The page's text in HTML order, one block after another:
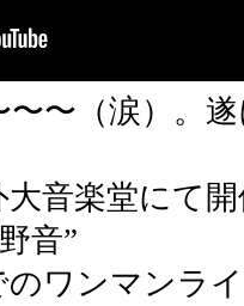
〜〜（涙）。
大音楽堂にて
音”
のワンマンラ